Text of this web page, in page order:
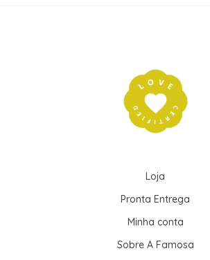
Loja
Pronta Entrega
Minha conta
Sobre A Famosa